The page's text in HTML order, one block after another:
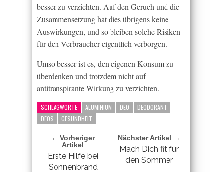
besser zu verzichten. Auf den Geruch und die
Zusammensetzung hat dies übrigens keine
Auswirkungen, und so bleiben solche Risiken
für den Verbraucher eigentlich verborgen.
Umso besser ist es, den eigenen Konsum zu
überdenken und trotzdem nicht auf
antitranspirante Wirkung zu verzichten.
SCHLAGWORTE ALUMINIUM DEO
DEODORANT
DEOS
GESUNDHEIT
← Vorheriger
Artikel
Erste Hilfe bei
Sonnenbrand
Nächster Artikel →
Mach Dich fit für
den Sommer